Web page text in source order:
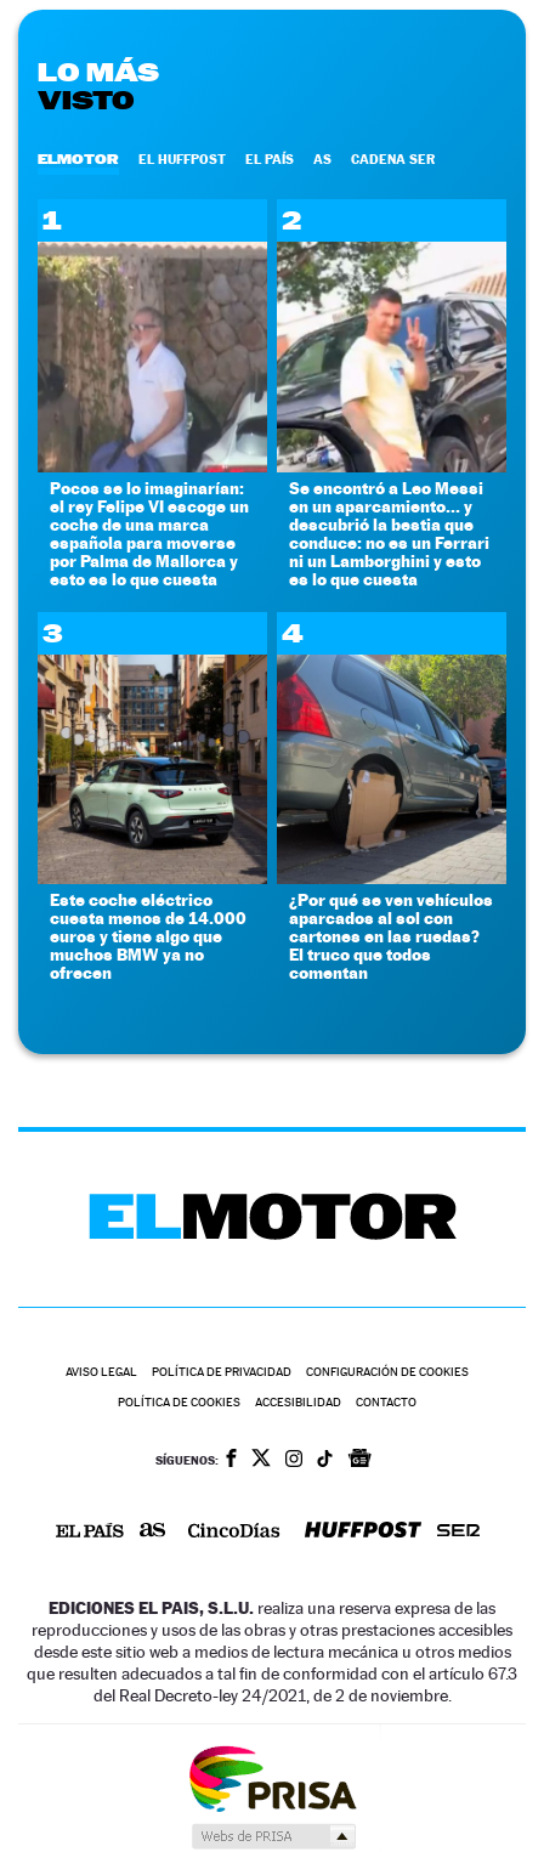
LO MÁS
VISTO
ELMOTOR EL HUFFPOST EL PAÍS AS CADENA SER
1
Pocos se lo imaginarían:
el rey Felipe VI escoge un
coche de una marca
española para moverse
por Palma de Mallorca y
esto es lo que cuesta
2
Se encontró a Leo Messi
en un aparcamiento... y
descubrió la bestia que
conduce: no es un Ferrari
ni un Lamborghini y esto
es lo que cuesta
3
Este coche eléctrico
cuesta menos de 14.000
euros y tiene algo que
muchos BMW ya no
ofrecen
4
¿Por qué se ven vehículos
aparcados al sol con
cartones en las ruedas?
El truco que todos
comentan
AVISO LEGAL POLÍTICA DE PRIVACIDAD CONFIGURACIÓN DE COOKIES
POLÍTICA DE COOKIES ACCESIBILIDAD CONTACTO
SÍGUENOS:
EDICIONES EL PAIS, S.L.U. realiza una reserva expresa de las
reproducciones y usos de las obras y otras prestaciones accesibles
desde este sitio web a medios de lectura mecánica u otros medios
que resulten adecuados a tal fin de conformidad con el artículo 67.3
del Real Decreto-ley 24/2021, de 2 de noviembre.